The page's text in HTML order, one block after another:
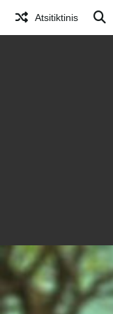
Atsitiktinis